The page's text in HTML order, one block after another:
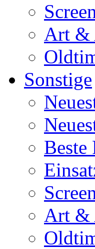
Art &
Sonstige
Beste
Art &